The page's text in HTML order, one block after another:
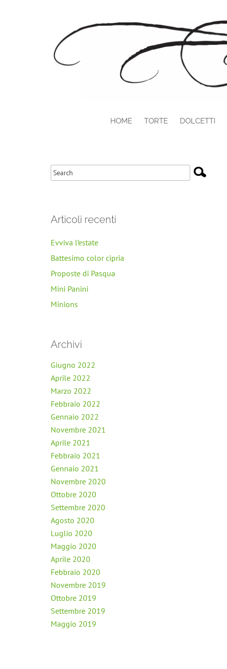
HOME TORTE DOLCETTI
Articoli recenti
Evviva l’estate
Battesimo color cipria
Proposte di Pasqua
Mini Panini
Minions
Archivi
Giugno 2022
Aprile 2022
Marzo 2022
Febbraio 2022
Gennaio 2022
Novembre 2021
Aprile 2021
Febbraio 2021
Gennaio 2021
Novembre 2020
Ottobre 2020
Settembre 2020
Agosto 2020
Luglio 2020
Maggio 2020
Aprile 2020
Febbraio 2020
Novembre 2019
Ottobre 2019
Settembre 2019
Maggio 2019